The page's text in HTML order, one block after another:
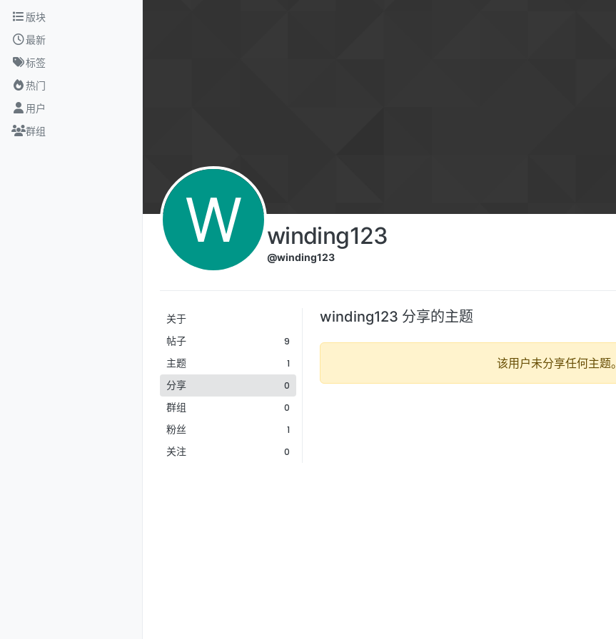
跳转至内容
版块
最新
标签
热门
用户
群组
W winding123
@winding123
关于
帖子
9
主题 1
分享 0
群组 0
粉丝 1
关注 0
winding123 分享的主题
该用户未分享任何主题。